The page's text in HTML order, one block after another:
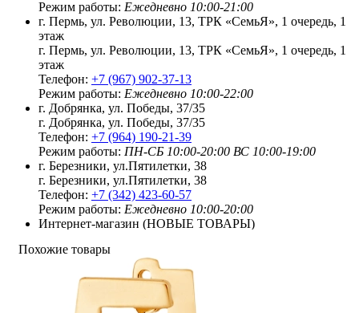
Режим работы: Ежедневно 10:00-21:00
г. Пермь, ул. Революции, 13, ТРК «СемьЯ», 1 очередь, 1
этаж
г. Пермь, ул. Революции, 13, ТРК «СемьЯ», 1 очередь, 1
этаж
Телефон: +7 (967) 902-37-13
Режим работы: Ежедневно 10:00-22:00
г. Добрянка, ул. Победы, 37/35
г. Добрянка, ул. Победы, 37/35
Телефон: +7 (964) 190-21-39
Режим работы: ПН-СБ 10:00-20:00 ВС 10:00-19:00
г. Березники, ул.Пятилетки, 38
г. Березники, ул.Пятилетки, 38
Телефон: +7 (342) 423-60-57
Режим работы: Ежедневно 10:00-20:00
Интернет-магазин (НОВЫЕ ТОВАРЫ)
Интернет-магазин
Интернет-магазин
Похожие товары